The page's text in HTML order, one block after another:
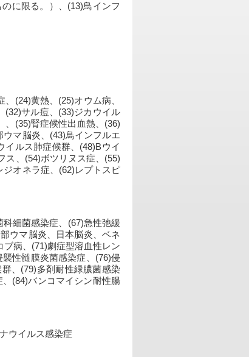
に限る。）、(13)鳥インフ
(24)黄熱、(25)オウム病、
(32)サル痘、(33)ジカウイル
、(35)腎症候性出血熱、(36)
マ脳炎、(43)鳥インフルエ
イルス肺症候群、(48)Bウイ
ス、(54)ボツリヌス症、(55)
オネラ症、(62)レプトスピ
細菌感染症、(67)急性弛緩
ウマ脳炎、日本脳炎、ベネ
病、(71)劇症型溶血性レン
性髄膜炎菌感染症、(76)侵
、(79)多剤耐性緑膿菌感染
(84)バンコマイシン耐性腸
ウイルス感染症